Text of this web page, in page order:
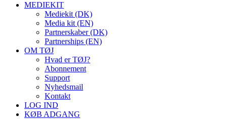
MEDIEKIT
Mediekit (DK)
Media kit (EN)
Partnerskaber (DK)
Partnerships (EN)
OM TØJ
Hvad er TØJ?
Abonnement
Support
Nyhedsmail
Kontakt
LOG IND
KØB ADGANG